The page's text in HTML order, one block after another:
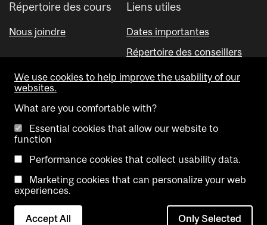
Répertoire des cours
Nous joindre
Liens utiles
Dates importantes
Répertoire des conseillers
Outil Visual Schedule Builder
Copyright @ McGill University. All rights reserved.
Accessibilité
nous
We use cookies to help improve the usability of our
websites.
What are you comfortable with?
Essential cookies that allow our website to
function
Performance cookies that collect usability data.
Marketing cookies that can personalize your web
experiences.
Accept All Only Selected